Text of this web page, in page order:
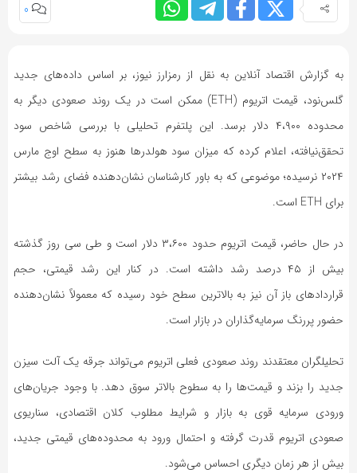
0
به گزارش اقتصاد آنلاین به نقل از رمزارز نیوز، بر اساس داده‌های جدید
گلس‌نود، قیمت اتریوم (ETH) ممکن است در یک روند صعودی دیگر به
محدوده ۴،۹۰۰ دلار برسد. این پلتفرم تحلیلی با بررسی شاخص سود
تحقق‌نیافته، اعلام کرده که میزان سود هولدر‌ها هنوز به سطح اوج مارس
۲۰۲۴ نرسیده؛ موضوعی که به باور کارشناسان نشان‌دهنده فضای رشد بیشتر
برای ETH است.
در حال حاضر، قیمت اتریوم حدود ۳،۶۰۰ دلار است و طی سی روز گذشته
بیش از ۴۵ درصد رشد داشته است. در کنار این رشد قیمتی، حجم
قرارداد‌های باز آن نیز به بالاترین سطح خود رسیده که معمولاً نشان‌دهنده
حضور پررنگ سرمایه‌گذاران در بازار است.
تحلیلگران معتقدند روند صعودی فعلی اتریوم می‌تواند جرقه یک آلت سیزن
جدید را بزند و قیمت‌ها را به سطوح بالاتر سوق دهد. با وجود جریان‌های
ورودی سرمایه قوی به بازار و شرایط مطلوب کلان اقتصادی، سناریوی
صعودی اتریوم قدرت گرفته و احتمال ورود به محدوده‌های قیمتی جدید،
بیش از هر زمان دیگری احساس می‌شود.